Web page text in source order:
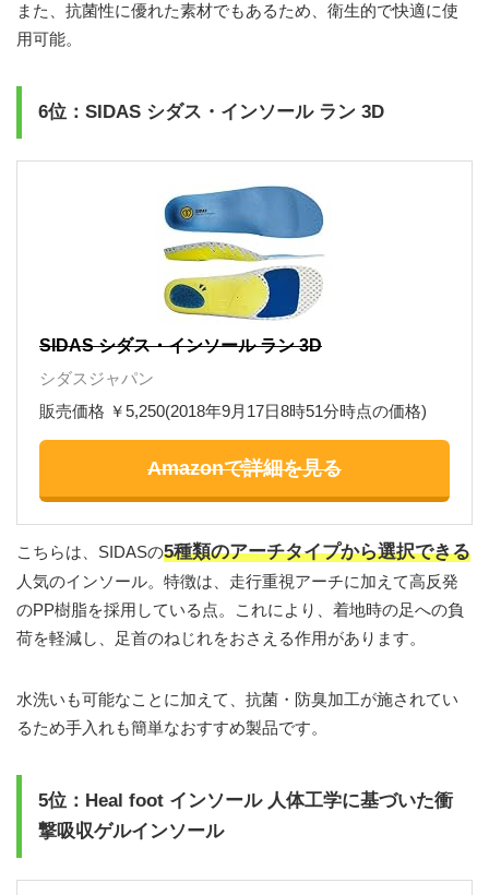
また、抗菌性に優れた素材でもあるため、衛生的で快適に使
用可能。
6位：SIDAS シダス・インソール ラン 3D
SIDAS シダス・インソール ラン 3D
シダスジャパン
販売価格 ￥5,250(2018年9月17日8時51分時点の価格)
Amazonで詳細を見る
こちらは、SIDASの5種類のアーチタイプから選択できる
人気のインソール。特徴は、走行重視アーチに加えて高反発
のPP樹脂を採用している点。これにより、着地時の足への負
荷を軽減し、足首のねじれをおさえる作用があります。
水洗いも可能なことに加えて、抗菌・防臭加工が施されてい
るため手入れも簡単なおすすめ製品です。
5位：Heal foot インソール 人体工学に基づいた衝
撃吸収ゲルインソール